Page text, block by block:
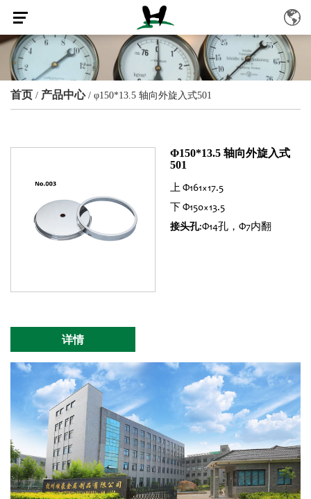
首页 / 产品中心/ φ150*13.5 轴向外旋入式501
Φ150*13.5 轴向外旋入式
501
上 Φ161×17.5
下 Φ150×13.5
接头孔:Φ14孔，Φ7内翻
详情